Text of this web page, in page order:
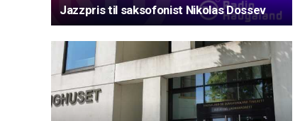
Jazzpris til saksofonist Nikolas Dossev